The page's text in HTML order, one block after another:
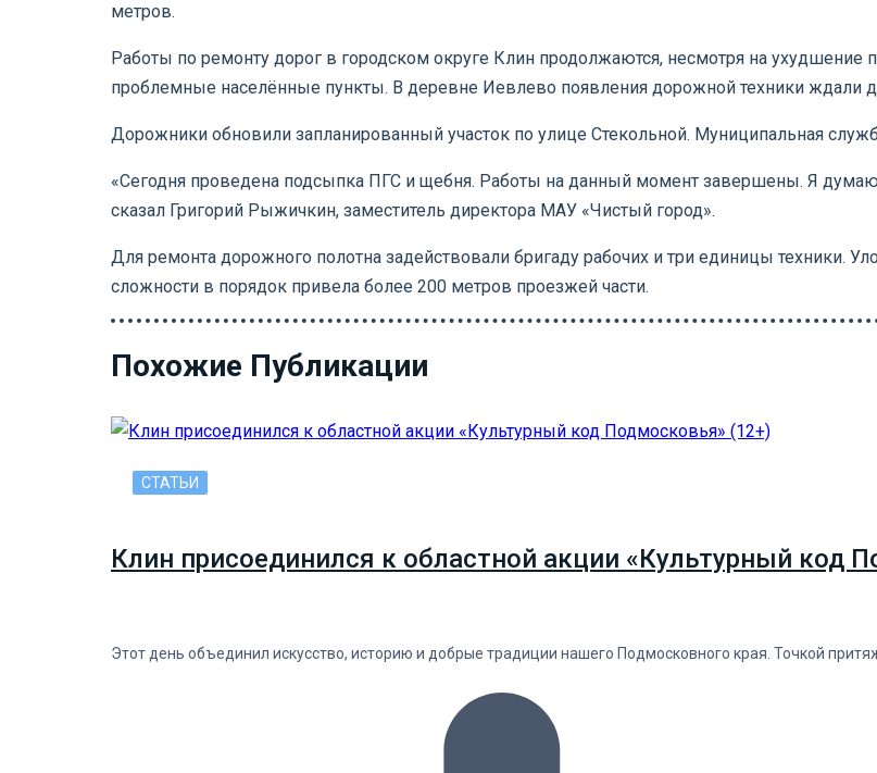
метров.
Работы по ремонту дорог в городском округе Клин продолжаются, несмотря на
проблемные населённые пункты. В деревне Иевлево появления дорожной техники ждали
Дорожники обновили запланированный участок по улице Стекольной. Муниципальная
«Сегодня проведена подсыпка ПГС и щебня. Работы на данный момент завершены. Я
сказал Григорий Рыжичкин, заместитель директора МАУ «Чистый город».
Для ремонта дорожного полотна задействовали бригаду рабочих и три единицы техники.
сложности в порядок привела более 200 метров проезжей части.
Похожие Публикации
СТАТЬИ
Клин присоединился к областной акции «Культурный код
Этот день объединил искусство, историю и добрые традиции нашего Подмосковного края. Точкой